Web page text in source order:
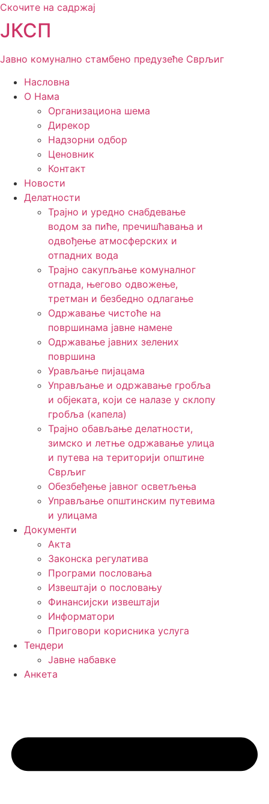
Скочите на садржај
ЈКСП
Јавно комунално стамбено предузеће Сврљиг
Насловна
О Нама
Организациона шема
Дирекор
Надзорни одбор
Ценовник
Контакт
Новости
Делатности
Трајно и уредно снабдевање
водом за пиће, пречишћавања и
одвођење атмосферских и
отпадних вода
Трајно сакупљање комуналног
отпада, његово одвожење,
третман и безбедно одлагање
Одржавање чистоће на
површинама јавне намене
Одржавање јавних зелених
површина
Урављање пијацама
Управљање и одржавање гробља
и објеката, који се налазе у склопу
гробља (капела)
Трајно обављање делатности,
зимско и летње одржавање улица
и путева на територији општине
Сврљиг
Обезбеђење јавног осветљења
Управљање општинским путевима
и улицама
Документи
Акта
Законска регулатива
Програми пословања
Извештаји о пословању
Финансијски извештаји
Информатори
Приговори корисника услуга
Тендери
Јавне набавке
Анкета